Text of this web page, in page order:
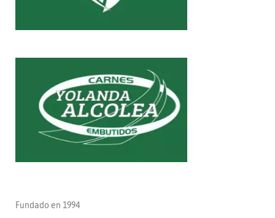
Fundado en 1994